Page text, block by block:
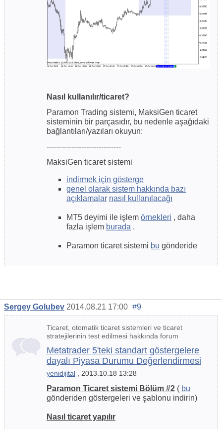
Nasıl kullanılır/ticaret?
Paramon Trading sistemi, MaksiGen ticaret
sisteminin bir parçasıdır, bu nedenle aşağıdaki
bağlantıları/yazıları okuyun:
------------------------------
MaksiGen ticaret sistemi
indirmek için gösterge
genel olarak sistem hakkında bazı
açıklamalar nasıl kullanılacağı
MT5 deyimi ile işlem örnekleri , daha
fazla işlem burada .
Paramon ticaret sistemi bu gönderide
Sergey Golubev 2014.08.21 17:00 #9
Ticaret, otomatik ticaret sistemleri ve ticaret
stratejilerinin test edilmesi hakkında forum
Metatrader 5'teki standart göstergelere
dayalı Piyasa Durumu Değerlendirmesi
yenidijital , 2013.10.18 13:28
Paramon Ticaret sistemi Bölüm #2 ( bu
gönderiden göstergeleri ve şablonu indirin)
Nasıl ticaret yapılır